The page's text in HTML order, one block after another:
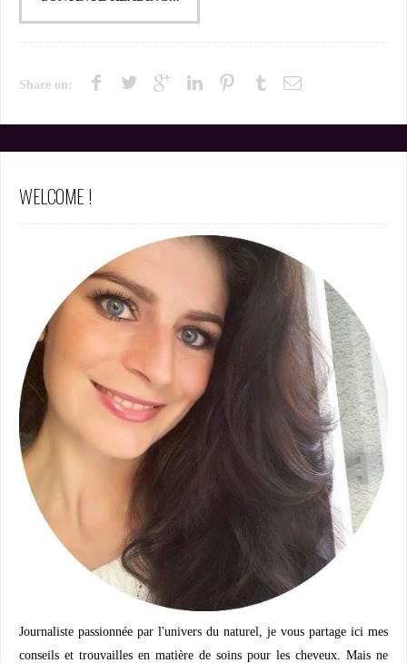
Share on:
WELCOME !
Journaliste passionnée par l'univers du naturel, je vous partage ici mes
conseils et trouvailles en matière de soins pour les cheveux. Mais ne